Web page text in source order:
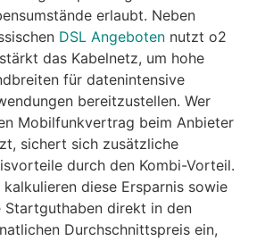
erlaubt. Neben
DSL Angebotennutzt o2
das Kabelnetz, um hohe
für datenintensive
bereitzustellen. Wer
Mobilfunkvertrag beim Anbieter
sichert sich zusätzliche
durch den Kombi-Vorteil.
kalkulieren diese Ersparnis sowie
Startguthaben direkt in den
Durchschnittspreis ein,